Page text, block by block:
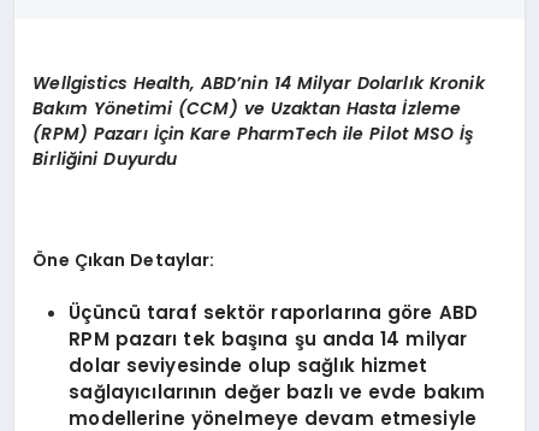
Wellgistics Health, ABD’nin 14 Milyar Dolarlık Kronik
Bakım Yönetimi (CCM) ve Uzaktan Hasta İzleme
(RPM) Pazarı İçin Kare PharmTech ile Pilot MSO İş
Birliğini Duyurdu
Öne Çıkan Detaylar:
Üçüncü taraf sektör raporlarına göre ABD
RPM pazarı tek başına şu anda 14 milyar
dolar seviyesinde olup sağlık hizmet
sağlayıcılarının değer bazlı ve evde bakım
modellerine yönelmeye devam etmesiyle